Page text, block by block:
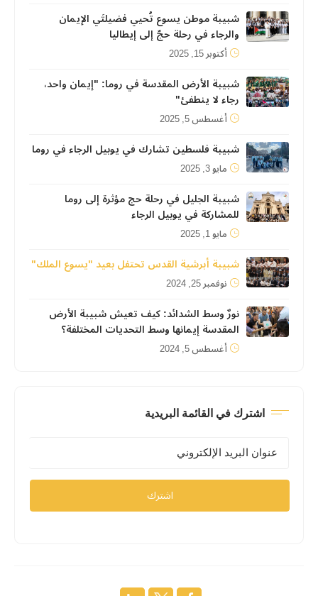
شبيبة موطن يسوع تُحيي فضيلتَي الإيمان
والرجاء في رحلة حجّ إلى إيطاليا
أكتوبر 15, 2025
شبيبة الأرض المقدسة في روما: "إيمان واحد،
رجاء لا ينطفئ"
أغسطس 5, 2025
شبيبة فلسطين تشارك في يوبيل الرجاء في روما
مايو 3, 2025
شبيبة الجليل في رحلة حج مؤثرة إلى روما
للمشاركة في يوبيل الرجاء
مايو 1, 2025
شبيبة أبرشية القدس تحتفل بعيد "يسوع الملك"
نوفمبر 25, 2024
نورٌ وسط الشدائد: كيف تعيش شبيبة الأرض
المقدسة إيمانها وسط التحديات المختلفة؟
أغسطس 5, 2024
اشترك في القائمة البريدية
اشترك